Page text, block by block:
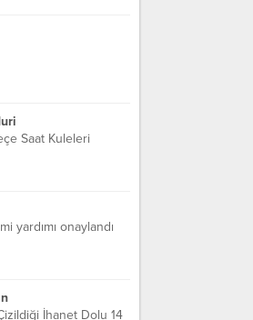
Saat Kuleleri
yardımı onaylandı
İhanet Dolu 14